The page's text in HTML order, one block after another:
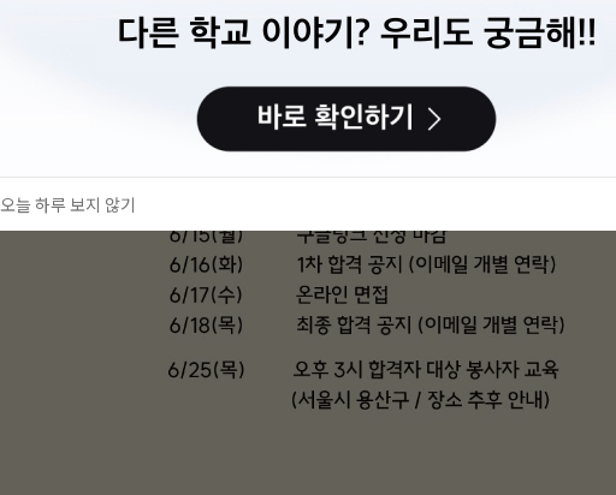
오늘 하루 보지 않기